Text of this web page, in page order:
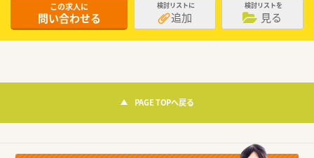
この求人に
問い合わせる
検討リストに
追加
検討リストを
見る
PAGE TOPへ戻る